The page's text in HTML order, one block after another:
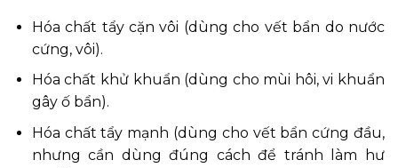
Hóa chất tẩy cặn vôi (dùng cho vết bẩn do nước
cứng, vôi).
Hóa chất khử khuẩn (dùng cho mùi hôi, vi khuẩn
gây ố bẩn).
Hóa chất tẩy mạnh (dùng cho vết bẩn cứng đầu,
nhưng cần dùng đúng cách để tránh làm hư